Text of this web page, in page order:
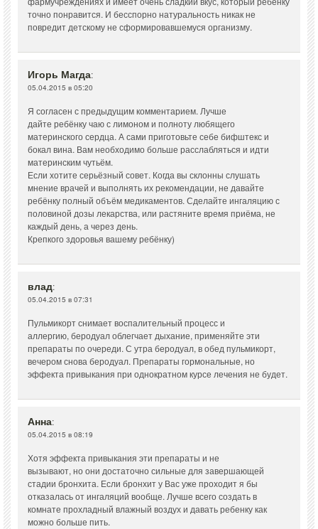
точно понравится. И бесспорно натуральность никак не
повредит детскому не сформировавшемуся организму.
Игорь Магда:
05.04.2015 в 05:20
Я согласен с предыдущим комментарием. Лучше
дайте ребёнку чаю с лимоном и полноту любящего
материнского сердца. А сами приготовьте себе бифштекс и
бокал вина. Вам необходимо больше расслабляться и идти
материнским чутьём.
Если хотите серьёзный совет. Когда вы склонны слушать
мнение врачей и выполнять их рекомендации, не давайте
ребёнку полный объём медикаментов. Сделайте ингаляцию с
половиной дозы лекарства, или растяните время приёма, не
каждый день, а через день.
Крепкого здоровья вашему ребёнку)
влад:
05.04.2015 в 07:31
Пульмикорт снимает воспалительный процесс и
аллергию, беродуал облегчает дыхание, применяйте эти
препараты по очереди. С утра беродуал, в обед пульмикорт,
вечером снова беродуал. Препараты гормональные, но
эффекта привыкания при однократном курсе лечения не будет.
Анна:
05.04.2015 в 08:19
Хотя эффекта привыкания эти препараты и не
вызывают, но они достаточно сильные для завершающей
стадии бронхита. Если бронхит у Вас уже проходит я бы
отказалась от ингаляций вообще. Лучше всего создать в
комнате прохладный влажный воздух и давать ребенку как
можно больше пить.